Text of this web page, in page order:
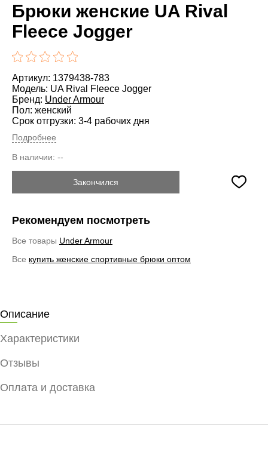
Брюки женские UA Rival
Fleece Jogger
Артикул: 1379438-783
Модель: UA Rival Fleece Jogger
Бренд: Under Armour
Пол: женский
Срок отгрузки: 3-4 рабочих дня
Подробнее
В наличии: --
Закончился
Рекомендуем посмотреть
Все товары Under Armour
Все купить женские спортивные брюки оптом
Описание
Характеристики
Отзывы
Оплата и доставка